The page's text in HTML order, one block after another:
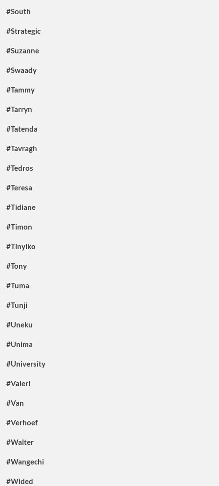
#South
#Strategic
#Suzanne
#Swaady
#Tammy
#Tarryn
#Tatenda
#Tavragh
#Tedros
#Teresa
#Tidiane
#Timon
#Tinyiko
#Tony
#Tuma
#Tunji
#Uneku
#Unima
#University
#Valeri
#Van
#Verhoef
#Walter
#Wangechi
#Wided